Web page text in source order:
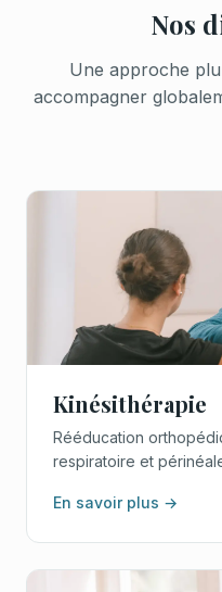
Nos
Une approche
accompagner
Kinésithérapie
Rééducation
respiratoire et
En savoir plus →